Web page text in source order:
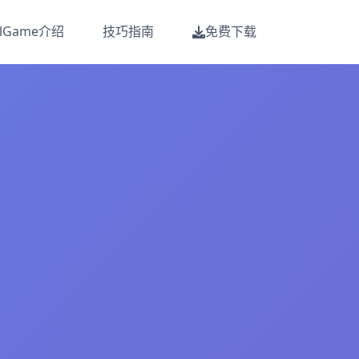
介绍 技巧指南 免费下载